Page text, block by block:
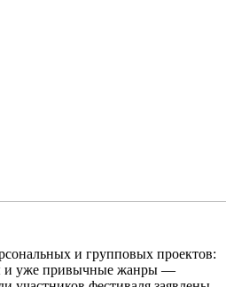
и групповых проектов:
и уже привычные жанры —